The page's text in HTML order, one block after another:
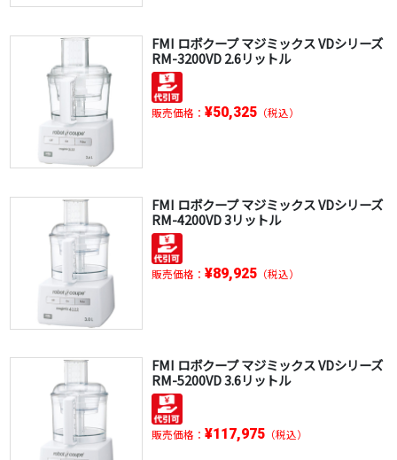
FMI ロボクープ マジミックス VDシリーズ
RM-3200VD 2.6リットル
販売価格： ¥50,325（税込）
FMI ロボクープ マジミックス VDシリーズ
RM-4200VD 3リットル
販売価格： ¥89,925（税込）
FMI ロボクープ マジミックス VDシリーズ
RM-5200VD 3.6リットル
販売価格： ¥117,975（税込）